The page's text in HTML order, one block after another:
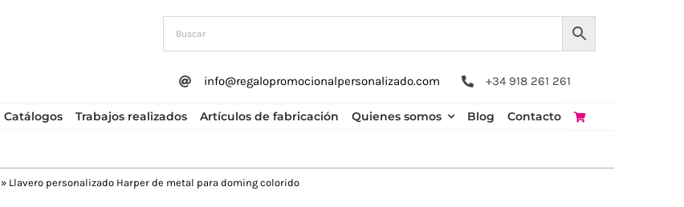
info@regalopromocionalpersonalizado.com +34 918 261 261
Catálogos Trabajos realizados Artículos de fabricación Quienes somos Blog Contacto
» Llavero personalizado Harper de metal para doming colorido